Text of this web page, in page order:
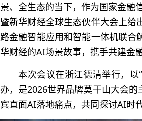
景、全生态的当下，作为国家金融
暨新华财经全球生态伙伴大会上
路金融智能应用和智能一体机联合
华财经的AI场景故事，携手共建金
本次会议在浙江德清举行，
办，是2026世界品牌莫干山大会
宾直面AI落地痛点，共同探讨AI时